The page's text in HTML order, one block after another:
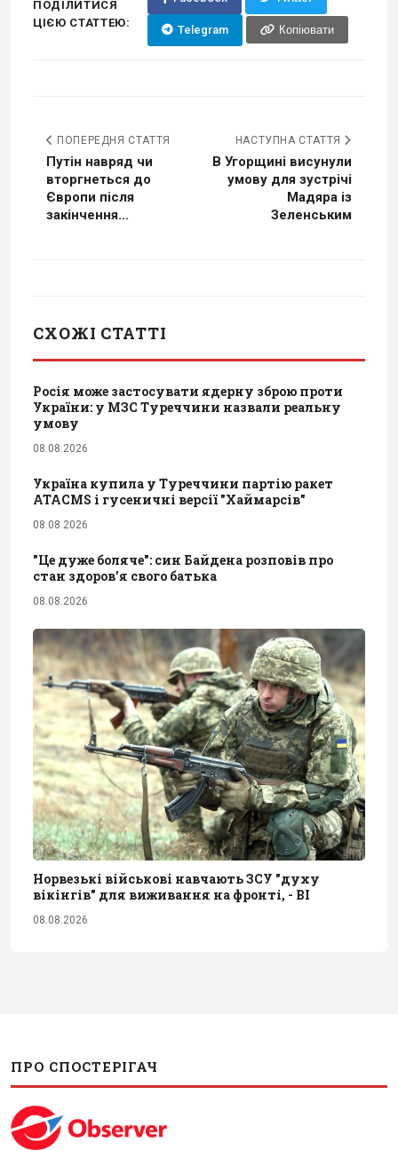
ПОДІЛИТИСЯ
ЦІЄЮ СТАТТЕЮ:
Telegram Копіювати
ПОПЕРЕДНЯ СТАТТЯ
Путін навряд чи
вторгнеться до
Європи після
закінчення...
НАСТУПНА СТАТТЯ
В Угорщині висунули
умову для зустрічі
Мадяра із
Зеленським
СХОЖІ СТАТТІ
Росія може застосувати ядерну зброю проти
України: у МЗС Туреччини назвали реальну
умову
08.08.2026
Україна купила у Туреччини партію ракет
ATACMS і гусеничні версії "Хаймарсів"
08.08.2026
"Це дуже боляче": син Байдена розповів про
стан здоров’я свого батька
08.08.2026
Норвезькі військові навчають ЗСУ "духу
вікінгів" для виживання на фронті, - BI
08.08.2026
ПРО СПОСТЕРІГАЧ